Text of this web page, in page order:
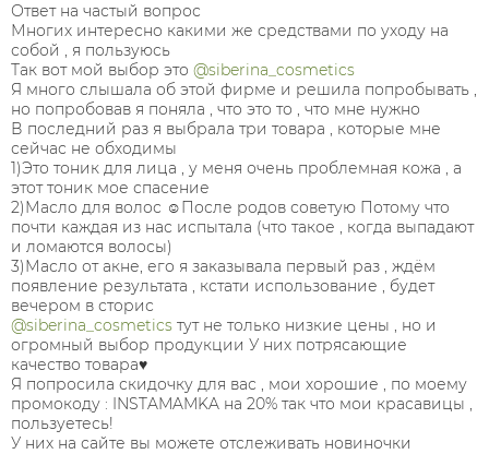
Ответ на частый вопрос
Многих интересно какими же средствами по уходу на
собой , я пользуюсь
Так вот мой выбор это @siberina_cosmetics
Я много слышала об этой фирме и решила попробывать ,
но попробовав я поняла , что это то , что мне нужно
В последний раз я выбрала три товара , которые мне
сейчас не обходимы
1)Это тоник для лица , у меня очень проблемная кожа , а
этот тоник мое спасение
2)Масло для волос ☺️После родов советую Потому что
почти каждая из нас испытала (что такое , когда выпадают
и ломаются волосы)
3)Масло от акне, его я заказывала первый раз , ждём
появление результата , кстати использование , будет
вечером в сторис
@siberina_cosmetics тут не только низкие цены , но и
огромный выбор продукции У них потрясающие
качество товара♥️
Я попросила скидочку для вас , мои хорошие , по моему
промокоду : INSTAMAMKA на 20% так что мои красавицы ,
пользуетесь!
У них на сайте вы можете отслеживать новиночки